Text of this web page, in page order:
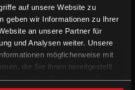
auf unsere Website zu
geben wir Informationen zu Ihrer
an unsere Partner für
und Analysen weiter. Unsere
möglicherweise mit
die Sie ihnen bereitgestellt
Ihrer Nutzung der Dienste
mit dem Stadtleben noch mit
wird für kurze Zeit mitten unter
Seine Tat ist eher ein Unfall als ein
ein Mädchen bedroht. Nun soll er
des Häftlingsalltags erlaubt